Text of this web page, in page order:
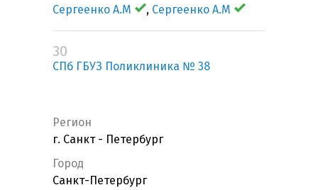
Сергеенко А.М
, Сергеенко А.М
30
СПб ГБУЗ Поликлиника № 38
Регион
г. Санкт - Петербург
Город
Санкт-Петербург